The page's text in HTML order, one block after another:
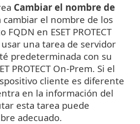
Cambiar el nombre de
cambiar el nombre de los
en ESET PROTECT
una tarea de servidor
predeterminada con su
PROTECT On-Prem. Si el
cliente es diferente
en la información del
esta tarea puede
adecuado.